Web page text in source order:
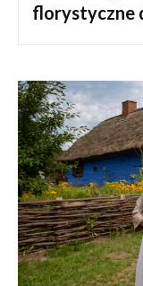
florystyczne